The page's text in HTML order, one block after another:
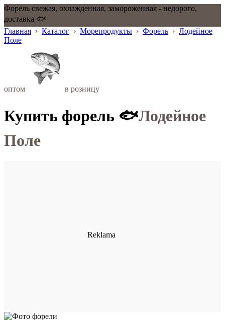
Форель свежая, охлажденная, замороженная - недорого,
доставка 🐟
Главная › Каталог › Морепродукты › Форель › Лодейное
Поле
оптом в розницу
Купить форель 🐟Лодейное
Поле